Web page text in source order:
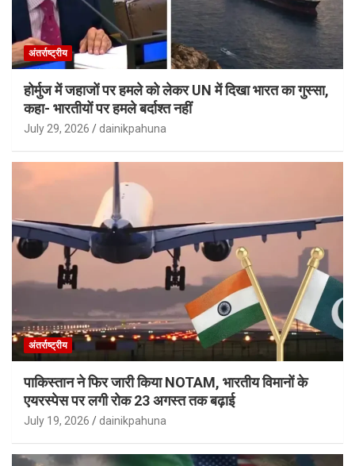
अंतर्राष्ट्रीय
होर्मुज में जहाजों पर हमले को लेकर UN में दिखा भारत का गुस्सा,
कहा- भारतीयों पर हमले बर्दाश्त नहीं
July 29, 2026 dainikpahuna
अंतर्राष्ट्रीय
पाकिस्तान ने फिर जारी किया NOTAM, भारतीय विमानों के
एयरस्पेस पर लगी रोक 23 अगस्त तक बढ़ाई
July 19, 2026 dainikpahuna